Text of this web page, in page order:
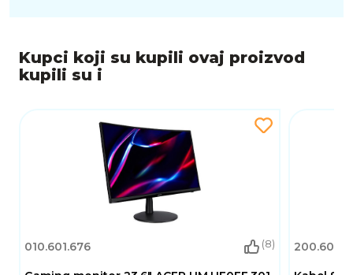
Kupci koji su kupili ovaj proizvod
kupili su i
010.601.676 (8)